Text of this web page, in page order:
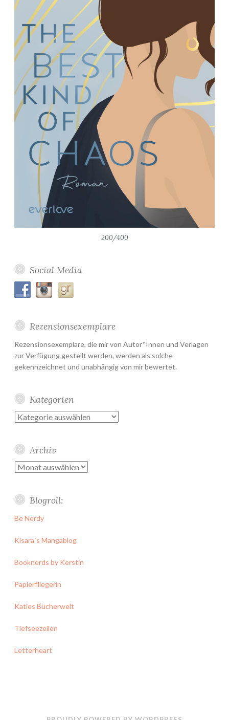
200/400
Social Media
Rezensionsexemplare
Rezensionsexemplare, die mir von Autor*Innen und Verlagen
zur Verfügung gestellt werden, werden als solche
gekennzeichnet und unabhängig von mir bewertet.
Kategorien
Kategorien
Archiv
Archiv
Blogroll:
Be Nerdy
Kisara´s Mangablog
Booknerds by Kerstin
Papierfliegerin
Katies Bücherwelt
Tiefseezeilen
Letterheart